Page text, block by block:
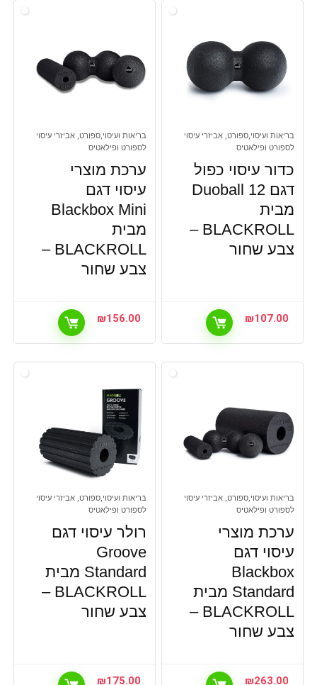
בריאות ועיסוי,ספורט, אביזרי עיסוי
לספורט ופילאטיס
כדור עיסוי כפול
דגם Duoball 12
מבית
BLACKROLL –
צבע שחור
₪107.00
בריאות ועיסוי,ספורט, אביזרי עיסוי
לספורט ופילאטיס
ערכת מוצרי
עיסוי דגם
Blackbox Mini
מבית
BLACKROLL –
צבע שחור
₪156.00
בריאות ועיסוי,ספורט, אביזרי עיסוי
לספורט ופילאטיס
ערכת מוצרי
עיסוי דגם
Blackbox
Standard מבית
BLACKROLL –
צבע שחור
₪263.00
בריאות ועיסוי,ספורט, אביזרי עיסוי
לספורט ופילאטיס
רולר עיסוי דגם
Groove
Standard מבית
BLACKROLL –
צבע שחור
₪175.00